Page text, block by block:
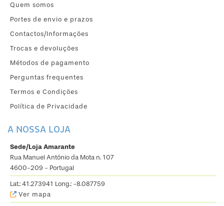
Quem somos
Portes de envio e prazos
Contactos/Informações
Trocas e devoluções
Métodos de pagamento
Perguntas frequentes
Termos e Condições
Política de Privacidade
A NOSSA LOJA
Sede/Loja Amarante
Rua Manuel António da Mota n. 107
4600-209 - Portugal
Lat.: 41.273941 Long.: -8.087759
Ver mapa